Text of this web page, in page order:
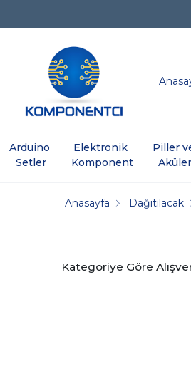
Arduino
Setler
Elektronik
Komponent
Piller
Aküler
Anasayfa Dağıtılacak
Kategoriye Göre